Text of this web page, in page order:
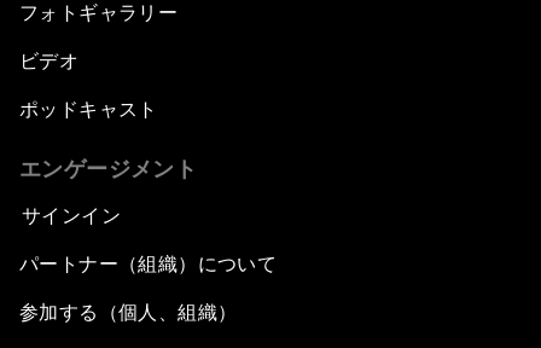
フォトギャラリー
ビデオ
ポッドキャスト
エンゲージメント
サインイン
パートナー（組織）について
参加する（個人、組織）